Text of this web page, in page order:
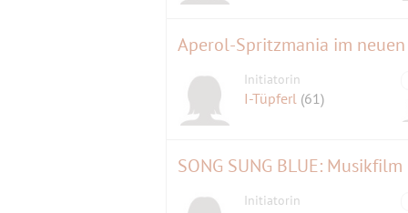
Hier ist auch eine
Aperol-Spritzmania im
Initiatorin
I-Tüpferl (61)
SONG SUNG BLUE:
Initiatorin